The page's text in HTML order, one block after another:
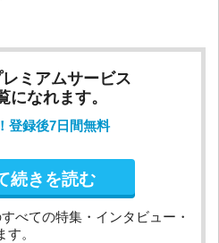
ミアムサービス
になれます。
登録後7日間無料
続きを読む
べての特集・インタビュー・
。